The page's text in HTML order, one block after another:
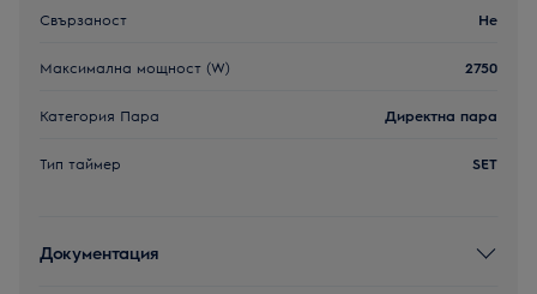
Свързаност Не
Максимална мощност (W) 2750
Категория Пара Директна пара
Тип таймер SET
Документация